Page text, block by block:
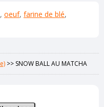
, oeuf, farine de blé,
>> SNOW BALL AU MATCHA